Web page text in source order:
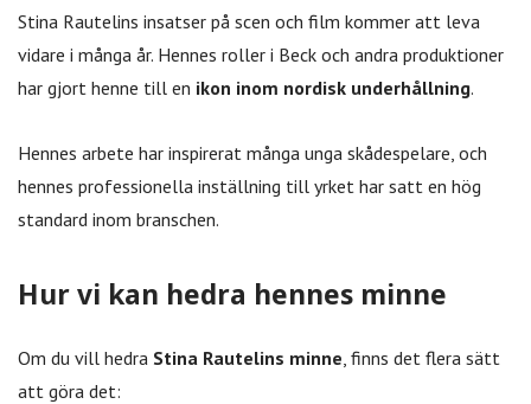
Stina Rautelins insatser på scen och film kommer att leva
vidare i många år. Hennes roller i Beck och andra produktioner
har gjort henne till en ikon inom nordisk underhållning.
Hennes arbete har inspirerat många unga skådespelare, och
hennes professionella inställning till yrket har satt en hög
standard inom branschen.
Hur vi kan hedra hennes minne
Om du vill hedra Stina Rautelins minne , finns det flera sätt
att göra det: